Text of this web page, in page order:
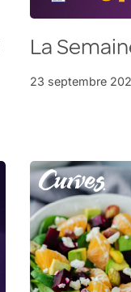
La
23 septembre